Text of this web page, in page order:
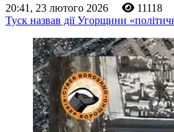
20:41, 23 лютого 2026
11118
Туск назвав дії Угорщини